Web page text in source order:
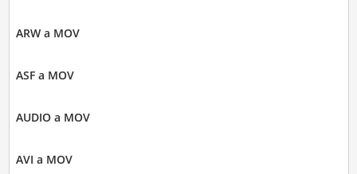
ARW a MOV
ASF a MOV
AUDIO a MOV
AVI a MOV